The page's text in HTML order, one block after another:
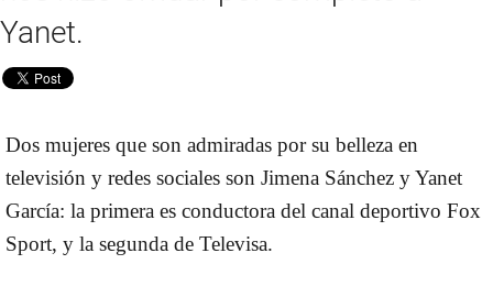
Yanet.
Dos mujeres que son admiradas por su belleza en
televisión y redes sociales son Jimena Sánchez y Yanet
García: la primera es conductora del canal deportivo Fox
Sport, y la segunda de Televisa.